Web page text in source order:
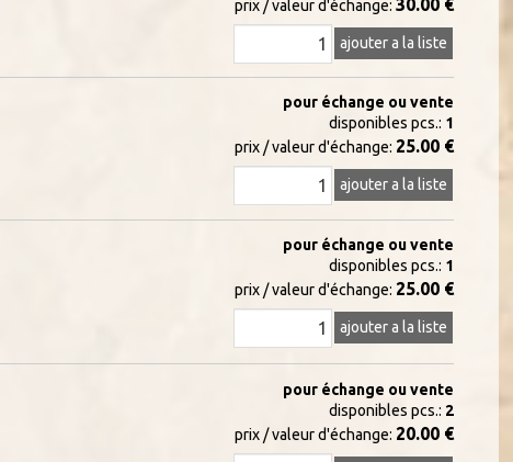
prix / valeur d'échange:30.00 €
ajouter a la liste
pour échange ou vente
disponibles pcs.: 1
prix / valeur d'échange: 25.00 €
ajouter a la liste
pour échange ou vente
disponibles pcs.: 1
prix / valeur d'échange: 25.00 €
ajouter a la liste
pour échange ou vente
disponibles pcs.: 2
prix / valeur d'échange: 20.00 €